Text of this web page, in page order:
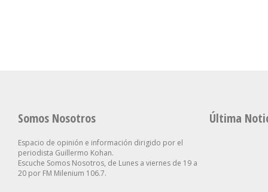
Somos Nosotros
Espacio de opinión e información dirigido por el
periodista Guillermo Kohan.
Escuche Somos Nosotros, de Lunes a viernes de 19 a
20 por FM Milenium 106.7.
Última